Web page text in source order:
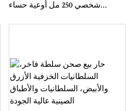
شخصي 250 مل أوعية حساء